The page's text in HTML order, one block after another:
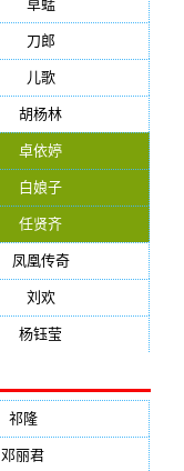
草蜢
刀郎
儿歌
胡杨林
卓依婷
白娘子
任贤齐
凤凰传奇
刘欢
杨钰莹
祁隆(647)
邓丽君